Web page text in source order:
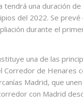
tendrá una duración
del 2022. Se prevé
durante el
una de las
Corredor de Henares
Madrid, que
con Madrid